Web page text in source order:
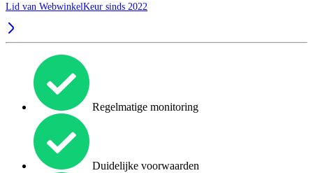
Lid van WebwinkelKeur sinds 2022
Regelmatige monitoring
Duidelijke voorwaarden